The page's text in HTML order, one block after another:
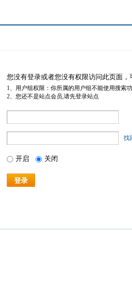
您没有登录或者您没有权限访问此页面
1、用户组权限：你所属的用户组不能使用搜索
2、您还不是站点会员,请先登录站点
找
开启 关闭
登录